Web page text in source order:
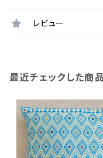
レビュー
最近チェックした商品